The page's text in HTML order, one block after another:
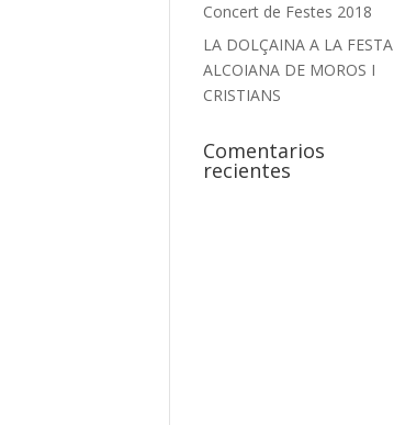
Concert de Festes 2018
LA DOLÇAINA A LA FESTA
ALCOIANA DE MOROS I
CRISTIANS
Comentarios
recientes